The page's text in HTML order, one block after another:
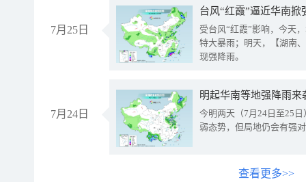
7月25日
台风“红霞”逼近华南
受台风“红霞”影响，今天
特大暴雨；明天，【湖南
现强降雨。
7月24日
明起华南等地强降雨
今明两天（7月24日至25
弱态势，但局地仍会有强
查看更多>>